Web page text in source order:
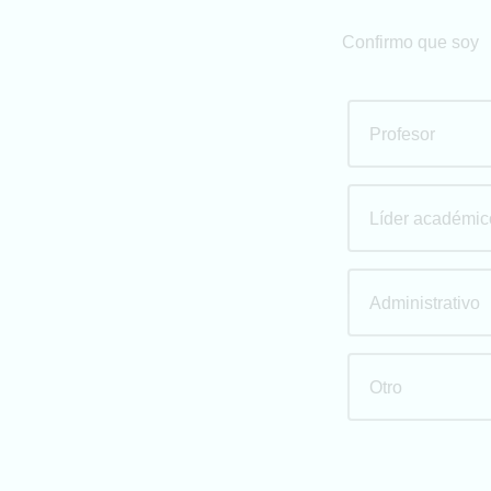
Confirmo que soy
Profesor
Líder
Administrativo
Otro